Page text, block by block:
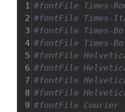
1 #fontFile Times-
2 #fontFile Times-
3 #fontFile Times-
4 #fontFile Times-
5 #fontFile
6 #fontFile
7 #fontFile
8 #fontFile
9 #fontFile